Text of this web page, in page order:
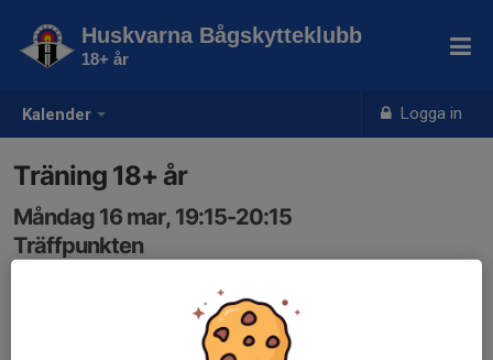
Kalender Logga in
Huskvarna Bågskytteklubb
18+ år
Träning 18+ år
Måndag 16 mar, 19:15-20:15
Träffpunkten